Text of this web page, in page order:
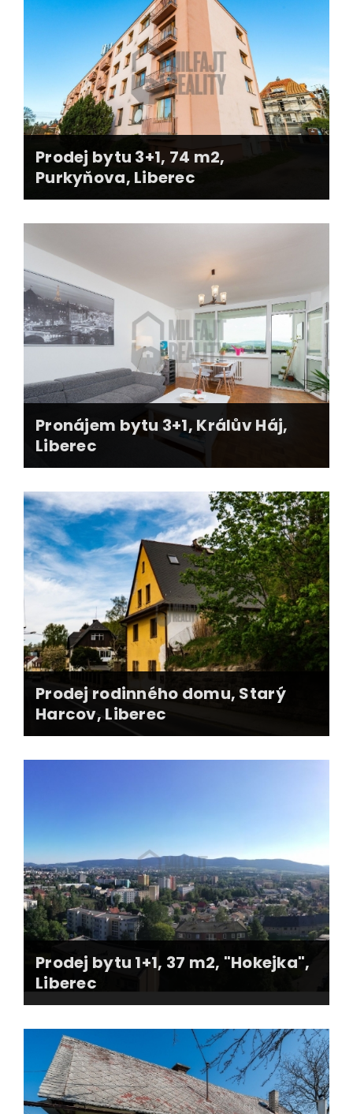
prodáno za 2 měsíce
předchozí RK nabízely 6 měsíců
kompletní zastoupení majitele, zajištění
podkladů
smluvní dokumentace, kooperace financování
Prodej bytu 3+1, 74 m2,
Purkyňova, Liberec
dosaženo nadprůměrné prodejní ceny
profi fotografie, 3D pudorysy, web nemovitosti
smluvní dokumentace, kooperace financování
kompletní zastoupení prodávajících bez jejich
účasti na prodeji
Pronájem bytu 3+1, Králův Háj,
Liberec
cenová analýza nájemného
dosaženo velmi dobrého výnosu z nájmu
profi foto, web nemovitosti, 3D pudorysy
kompletní servis (smlouvy, předání, energie)
Prodej rodinného domu, Starý
Harcov, Liberec
kompletní smluvní servis
kooperace při financování
Prodej bytu 1+1, 37 m2, "Hokejka",
Liberec
realizace prodeje na dálku (USA)
profi fotografie, 3D pudorys, vizualizace